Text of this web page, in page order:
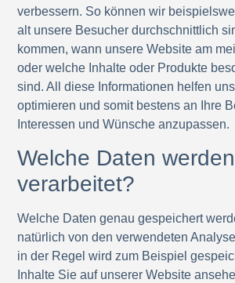
verbessern. So können wir
alt unsere Besucher durchschnittlich
kommen, wann unsere Website am
oder welche Inhalte oder Produkte
sind. All diese Informationen helfen
optimieren und somit bestens an Ihre
Interessen und Wünsche anzupassen.
Welche Daten werden
verarbeitet?
Welche Daten genau gespeichert
natürlich von den verwendeten
in der Regel wird zum Beispiel
Inhalte Sie auf unserer Website